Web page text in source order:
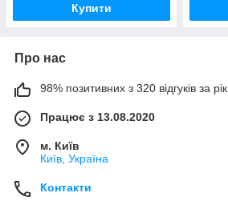
Купити
Про нас
98% позитивних з 320 відгуків за рік
Працює з 13.08.2020
м. Київ
Київ, Україна
Контакти